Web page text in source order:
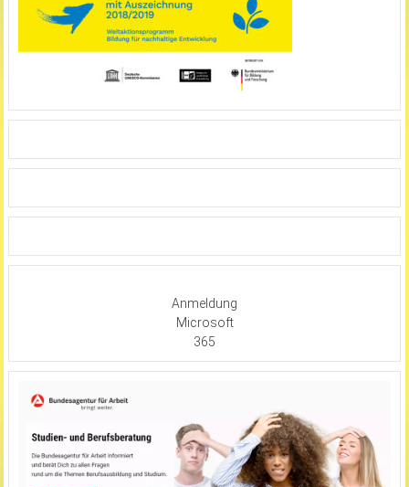
Anmeldung
Microsoft
365